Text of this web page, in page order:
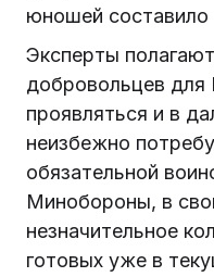
юношей составило
Эксперты
добровольцев для
проявляться и в
неизбежно
обязательной
Минобороны, в
незначительное
готовых уже в